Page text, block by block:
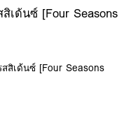
เด้นซ์ [Four Seasons
สิเด้นซ์ [Four Seasons